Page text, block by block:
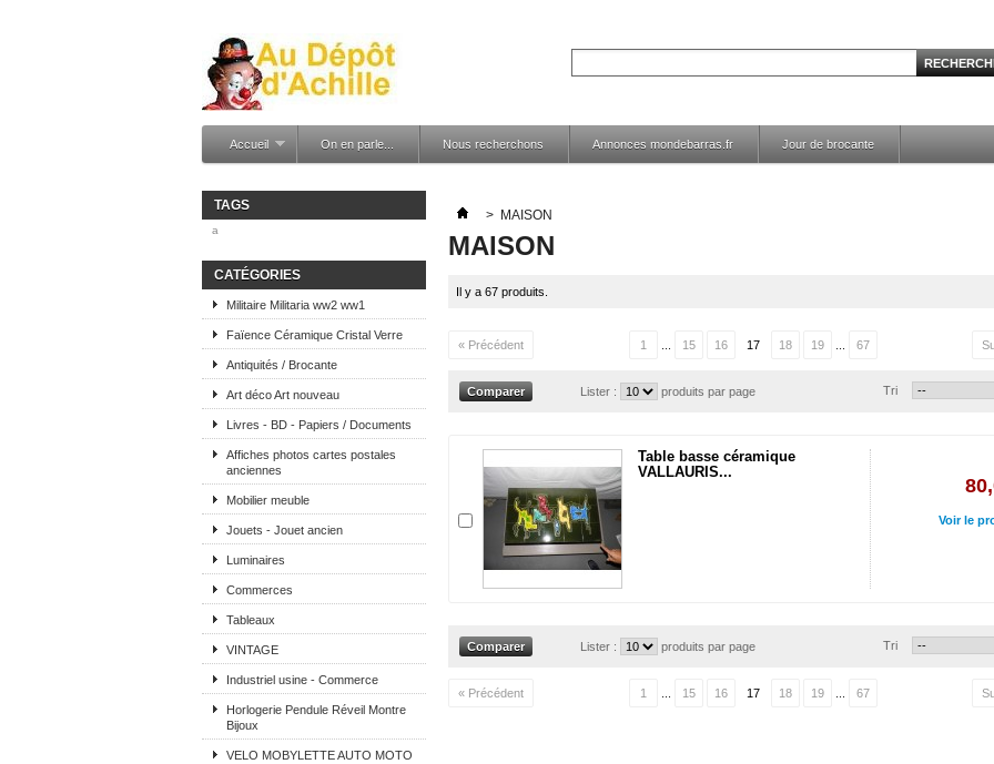
Accueil On en parle... Nous recherchons Annonces mondebarras.fr Jour de brocante
TAGS
a
CATÉGORIES
Militaire Militaria ww2 ww1
Faïence Céramique Cristal Verre
Antiquités / Brocante
Art déco Art nouveau
Livres - BD - Papiers / Documents
Affiches photos cartes postales
anciennes
Mobilier meuble
Jouets - Jouet ancien
Luminaires
Commerces
Tableaux
VINTAGE
Industriel usine - Commerce
Horlogerie Pendule Réveil Montre
Bijoux
VELO MOBYLETTE AUTO MOTO
> MAISON
MAISON
Il y a 67 produits.
« Précédent 1 15 16 17 18 19 67
Tri
Lister : produits par page
Table basse céramique
VALLAURIS...
Voir le
Tri
Lister : produits par page
« Précédent 1 15 16 17 18 19 67